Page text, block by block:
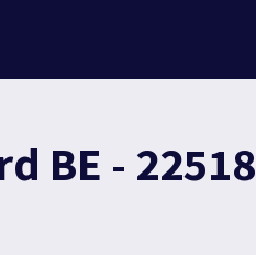
BE - 22518